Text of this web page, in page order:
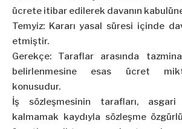
ücrete itibar edilerek davanın
Temyiz: Kararı yasal süresi içinde
etmiştir.
Gerekçe: Taraflar arasında
belirlenmesine esas ücret
konusudur.
İş sözleşmesinin tarafları,
kalmamak kaydıyla sözleşme